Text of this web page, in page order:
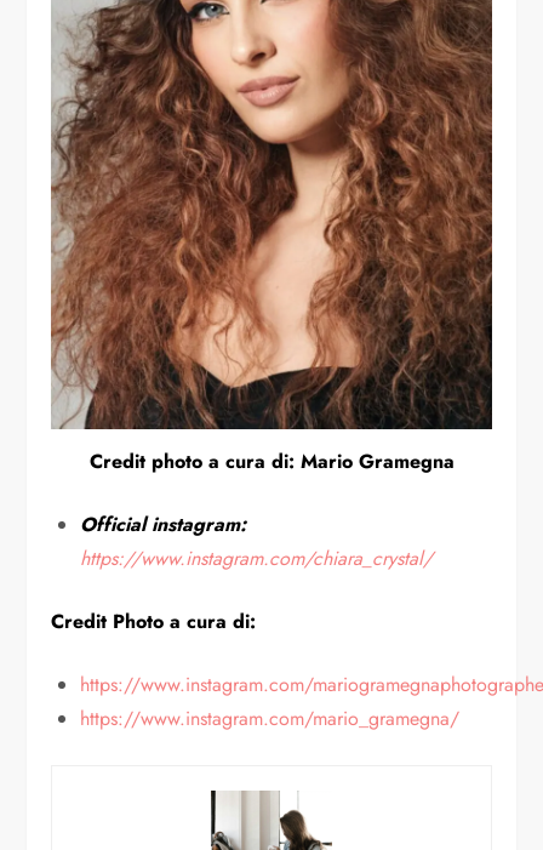
Credit photo a cura di: Mario Gramegna
Official instagram:
https://www.instagram.com/chiara_crystal/
Credit Photo a cura di:
https://www.instagram.com/
https://www.instagram.com/mario_gramegna/